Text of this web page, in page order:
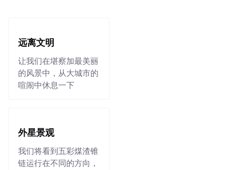
远离文明
让我们在堪察加最美丽
的风景中，从大城市的
喧闹中休息一下
外星景观
我们将看到五彩煤渣锥
链运行在不同的方向，